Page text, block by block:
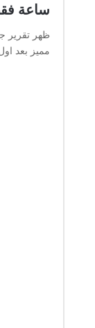
ساعة
مميز بعد